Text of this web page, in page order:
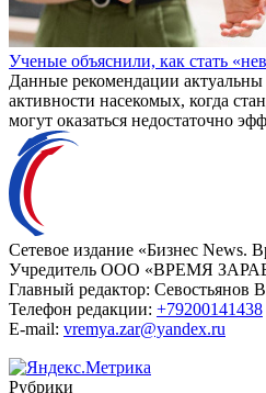
Ученые объяснили, как стать
Данные рекомендации актуальны
активности насекомых, когда
могут оказаться недостаточно
Сетевое издание «Бизнес News.
Учредитель ООО «ВРЕМЯ
Главный редактор: Севостьянов
Телефон редакции: +79200141438
E-mail: vremya.zar@yandex.ru
Рубрики